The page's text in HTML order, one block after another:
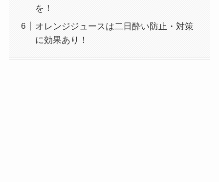
を！
オレンジジュースは二日酔い防止・対策
に効果あり！